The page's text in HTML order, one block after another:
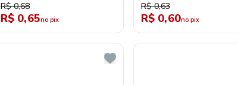
R$ 0,68
R$ 0,65no pix
R$ 0,63
R$ 0,60no pix